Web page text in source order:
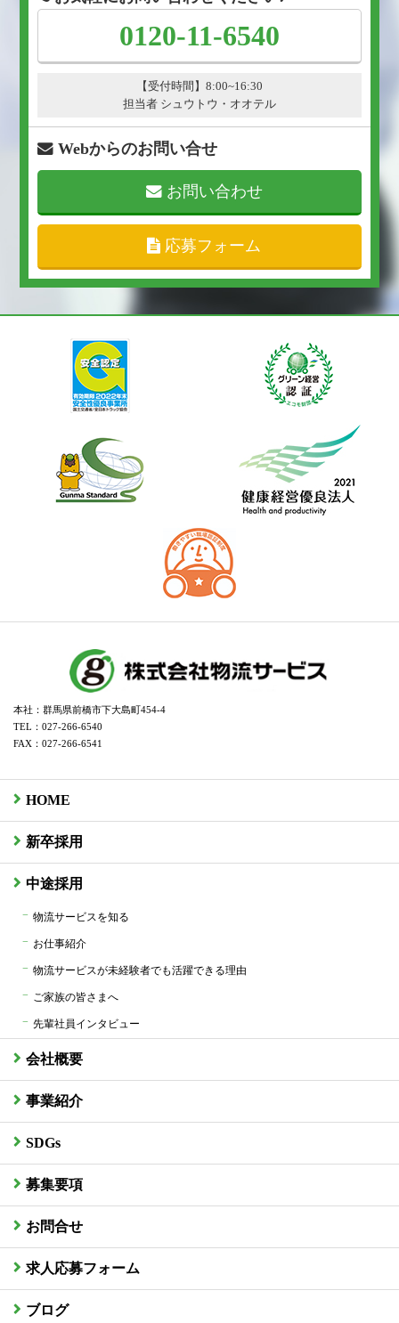
0120-11-6540
【受付時間】8:00~16:30
担当者 シュウトウ・オオテル
Webからのお問い合せ
お問い合わせ
応募フォーム
本社：群馬県前橋市下大島町454-4
TEL：027-266-6540
FAX：027-266-6541
HOME
新卒採用
中途採用
物流サービスを知る
お仕事紹介
物流サービスが未経験者でも活躍できる理由
ご家族の皆さまへ
先輩社員インタビュー
会社概要
事業紹介
SDGs
募集要項
お問合せ
求人応募フォーム
ブログ